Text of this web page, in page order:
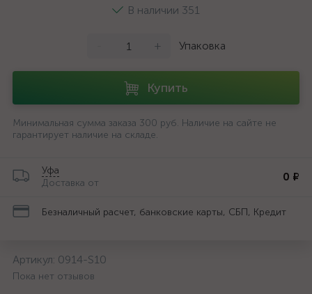
В наличии 351
+ Упаковка
Купить
Минимальная сумма заказа 300 руб. Наличие на сайте не
гарантирует наличие на складе.
Уфа
Доставка от
0 ₽
Безналичный расчет, банковские карты, СБП, Кредит
Артикул: 0914-S10
Пока нет отзывов